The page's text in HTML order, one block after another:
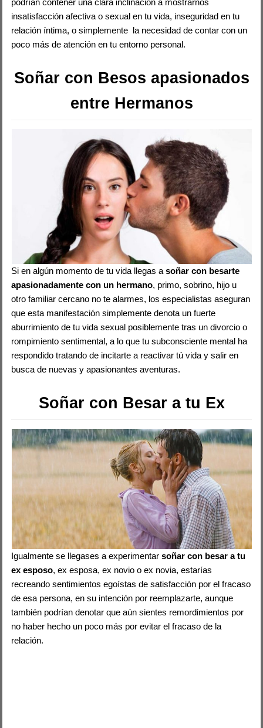
podrían contener una clara inclinación a mostrarnos
insatisfacción afectiva o sexual en tu vida, inseguridad en tu
relación íntima, o simplemente la necesidad de contar con un
poco más de atención en tu entorno personal.
Soñar con Besos apasionados
entre Hermanos
Si en algún momento de tu vida llegas asoñar con besarte
apasionadamente con un hermano, primo, sobrino, hijo u
otro familiar cercano no te alarmes, los especialistas aseguran
que esta manifestación simplemente denota un fuerte
aburrimiento de tu vida sexual posiblemente tras un divorcio o
rompimiento sentimental, a lo que tu subconsciente mental ha
respondido tratando de incitarte a reactivar tú vida y salir en
busca de nuevas y apasionantes aventuras.
Soñar con Besar a tu Ex
Igualmente se llegases a experimentarsoñar con besar a tu
ex esposo, ex esposa, ex novio o ex novia, estarías
recreando sentimientos egoístas de satisfacción por el fracaso
de esa persona, en su intención por reemplazarte, aunque
también podrían denotar que aún sientes remordimientos por
no haber hecho un poco más por evitar el fracaso de la
relación.